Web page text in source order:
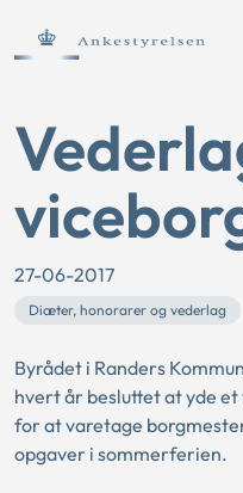
27-06-2017
Diæter, honorarer og vederlag
Byrådet i Randers
hvert år besluttet at yde
for at varetage
opgaver i sommerferien.